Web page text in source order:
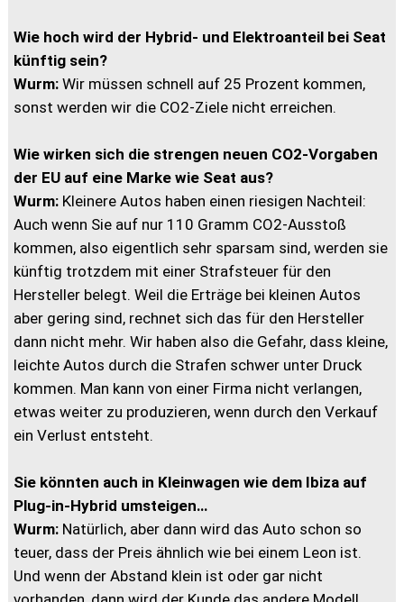
Wie hoch wird der Hybrid- und Elektroanteil bei Seat
künftig sein?
Wurm: Wir müssen schnell auf 25 Prozent kommen,
sonst werden wir die CO2-Ziele nicht erreichen.
Wie wirken sich die strengen neuen CO2-Vorgaben
der EU auf eine Marke wie Seat aus?
Wurm: Kleinere Autos haben einen riesigen Nachteil:
Auch wenn Sie auf nur 110 Gramm CO2-Ausstoß
kommen, also eigentlich sehr sparsam sind, werden sie
künftig trotzdem mit einer Strafsteuer für den
Hersteller belegt. Weil die Erträge bei kleinen Autos
aber gering sind, rechnet sich das für den Hersteller
dann nicht mehr. Wir haben also die Gefahr, dass kleine,
leichte Autos durch die Strafen schwer unter Druck
kommen. Man kann von einer Firma nicht verlangen,
etwas weiter zu produzieren, wenn durch den Verkauf
ein Verlust entsteht.
Sie könnten auch in Kleinwagen wie dem Ibiza auf
Plug-in-Hybrid umsteigen…
Wurm: Natürlich, aber dann wird das Auto schon so
teuer, dass der Preis ähnlich wie bei einem Leon ist.
Und wenn der Abstand klein ist oder gar nicht